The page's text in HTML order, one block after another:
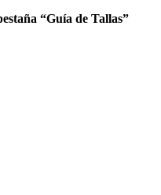
“Guía de Tallas”